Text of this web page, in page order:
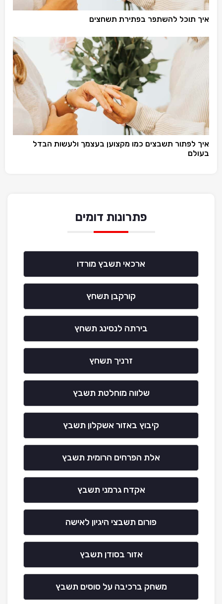
איך תוכל להשתפר בפתירת תשחצים
איך לפתור תשבצים כמו מקצוען בעצמך ולעשות הבדל
בעולם
פתרונות דומים
ארכאי תשבץ מורדו
קורקבן תשחץ
בירתה לנסינג תשחץ
זרניך תשחץ
שלווה מוחלטת תשבץ
קיבוץ באזור אשקלון תשבץ
אלת הפרחים הרומית תשבץ
אקדח גרמני תשבץ
פורום תשבצי היגיון לאישה
אזור בסודן תשבץ
משחק ברכיבה על סוסים תשבץ